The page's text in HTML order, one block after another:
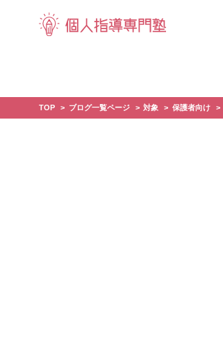
TOP ブログ一覧ページ 対象 保護者向け